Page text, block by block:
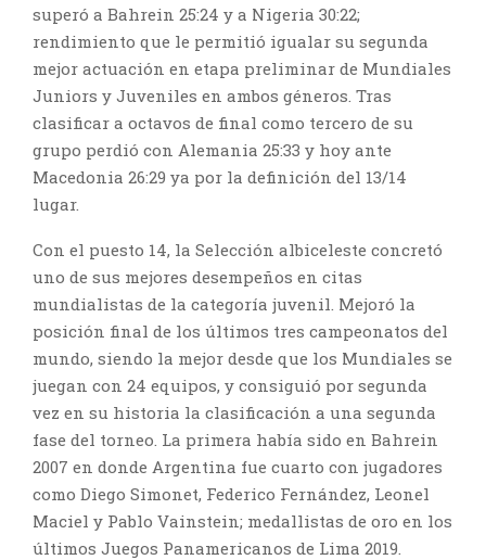
superó a Bahrein 25:24 y a Nigeria 30:22;
rendimiento que le permitió igualar su segunda
mejor actuación en etapa preliminar de Mundiales
Juniors y Juveniles en ambos géneros. Tras
clasificar a octavos de final como tercero de su
grupo perdió con Alemania 25:33 y hoy ante
Macedonia 26:29 ya por la definición del 13/14
lugar.
Con el puesto 14, la Selección albiceleste concretó
uno de sus mejores desempeños en citas
mundialistas de la categoría juvenil. Mejoró la
posición final de los últimos tres campeonatos del
mundo, siendo la mejor desde que los Mundiales se
juegan con 24 equipos, y consiguió por segunda
vez en su historia la clasificación a una segunda
fase del torneo. La primera había sido en Bahrein
2007 en donde Argentina fue cuarto con jugadores
como Diego Simonet, Federico Fernández, Leonel
Maciel y Pablo Vainstein; medallistas de oro en los
últimos Juegos Panamericanos de Lima 2019.